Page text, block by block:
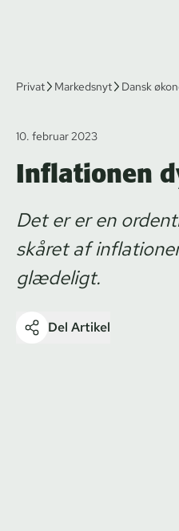
Privat Markedsnyt Dansk
10. februar 2023
Inflationen
Det er er en
skåret af
glædeligt.
Del Artikel